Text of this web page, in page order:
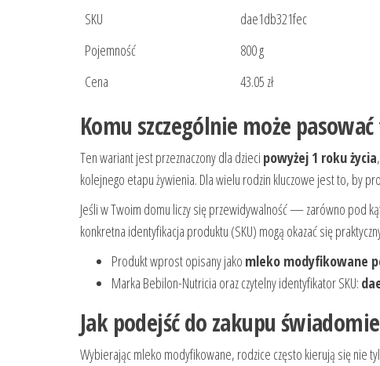
SKU
dae1db321fec
Pojemność
800 g
Cena
43.05 zł
Komu szczególnie może
Ten wariant jest przeznaczony dla dzieci powyżej 1 roku życia
kolejnego etapu żywienia. Dla wielu rodzin kluczowe jest to, by
Jeśli w Twoim domu liczy się przewidywalność — zarówno pod
konkretna identyfikacja produktu (SKU) mogą okazać się
Produkt wprost opisany jako mleko modyfikowane
Marka Bebilon-Nutricia oraz czytelny identyfikator SKU:
Jak podejść do zakupu
Wybierając mleko modyfikowane, rodzice często kierują się nie